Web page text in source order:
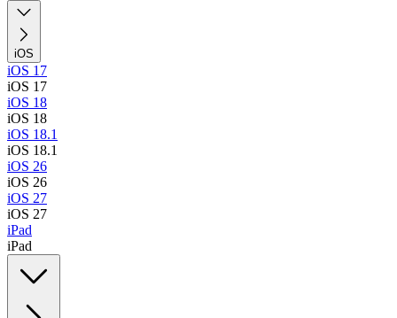
iOS
iOS 17
iOS 17
iOS 18
iOS 18
iOS 18.1
iOS 18.1
iOS 26
iOS 26
iOS 27
iOS 27
iPad
iPad